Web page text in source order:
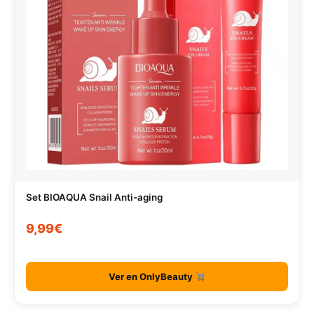
Set BIOAQUA Snail Anti-aging
9,99€
Ver en OnlyBeauty